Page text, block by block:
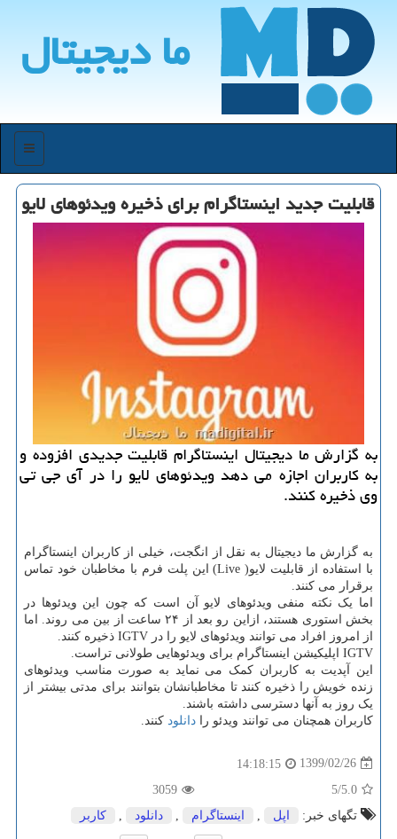
ما دیجیتال
منو
قابلیت جدید اینستاگرام برای ذخیره ویدئوهای لایو
به گزارش ما دیجیتال اینستاگرام قابلیت جدیدی افزوده و
به كاربران اجازه می دهد ویدئوهای لایو را در آی جی تی
وی ذخیره كنند.
به گزارش ما دیجیتال به نقل از انگجت، خیلی از کاربران اینستاگرام
با استفاده از قابلیت لایو( Live) این پلت فرم با مخاطبان خود تماس
برقرار می کنند.
اما یک نکته منفی ویدئوهای لایو آن است که چون این ویدئوها در
بخش استوری هستند، ازاین رو بعد از ۲۴ ساعت از بین می روند. اما
از امروز افراد می توانند ویدئوهای لایو را در IGTV ذخیره کنند.
IGTV اپلیکیشن اینستاگرام برای ویدئوهایی طولانی تراست.
این آپدیت به کاربران کمک می نماید به صورت مناسب ویدئوهای
زنده خویش را ذخیره کنند تا مخاطبانشان بتوانند برای مدتی بیشتر از
یک روز به آنها دسترسی داشته باشند.
کاربران همچنان می توانند ویدئو را دانلود کنند.
1399/02/26
14:18:15
5.0
/5
3059
تگهای خبر:
اپل اینستاگرام دانلود كاربر